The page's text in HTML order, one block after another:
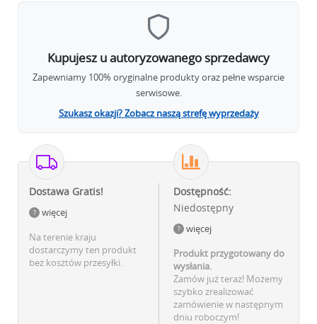
Kupujesz u autoryzowanego sprzedawcy
Zapewniamy 100% oryginalne produkty oraz pełne wsparcie
serwisowe.
Szukasz okazji? Zobacz naszą strefę wyprzedaży
Dostawa Gratis!
więcej
Na terenie kraju
dostarczymy ten produkt
bez kosztów przesyłki.
Dostępność:
Niedostępny
więcej
Produkt przygotowany do
wysłania.
Zamów już teraz! Możemy
szybko zrealizować
zamówienie w następnym
dniu roboczym!